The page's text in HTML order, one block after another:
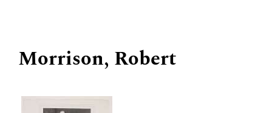
Morrison, Robert